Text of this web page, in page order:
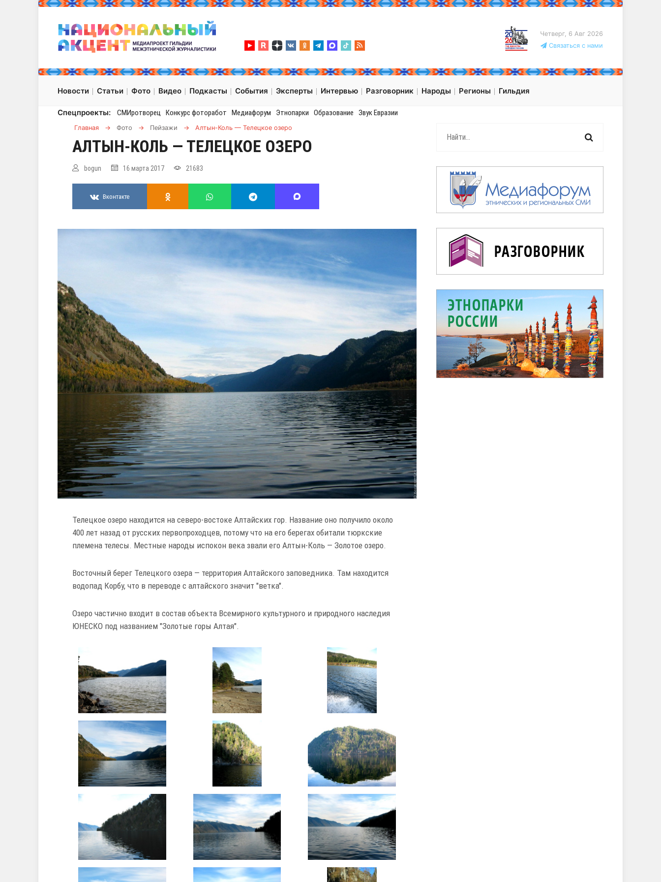
Четверг, 6 Авг 2026
Связаться с нами
Новости Статьи Фото Видео Подкасты События Эксперты Интервью Разговорник Народы Регионы Гильдия
Спецпроекты: СМИротворец Конкурс фоторабот Медиафорум Этнопарки Образование Звук Евразии
Главная → Фото → Пейзажи → Алтын-Коль — Телецкое озеро
АЛТЫН-КОЛЬ — ТЕЛЕЦКОЕ ОЗЕРО
bogun 16 марта 2017 21683
Вконтакте
Телецкое озеро находится на северо-востоке Алтайских гор. Название оно получило около
400 лет назад от русских первопроходцев, потому что на его берегах обитали тюркские
племена телесы. Местные народы испокон века звали его Алтын-Коль — Золотое озеро.
Восточный берег Телецкого озера — территория Алтайского заповедника. Там находится
водопад Корбу, что в переводе с алтайского значит "ветка".
Озеро частично входит в состав объекта Всемирного культурного и природного наследия
ЮНЕСКО под названием "Золотые горы Алтая".